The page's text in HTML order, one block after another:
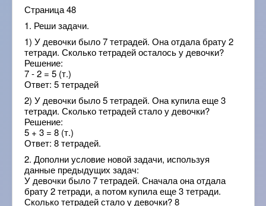
Страница 48
1. Реши задачи.
1) У девочки было 7 тетрадей. Она отдала брату 2
тетради. Сколько тетрадей осталось у девочки?
Решение:
7 - 2 = 5 (т.)
Ответ: 5 тетрадей
2) У девочки было 5 тетрадей. Она купила еще 3
тетради. Сколько тетрадей стало у девочки?
Решение:
5 + 3 = 8 (т.)
Ответ: 8 тетрадей.
2. Дополни условие новой задачи, используя
данные предыдущих задач:
У девочки было 7 тетрадей. Сначала она отдала
брату 2 тетради, а потом купила еще 3 тетради.
Сколько тетрадей стало у девочки? 8